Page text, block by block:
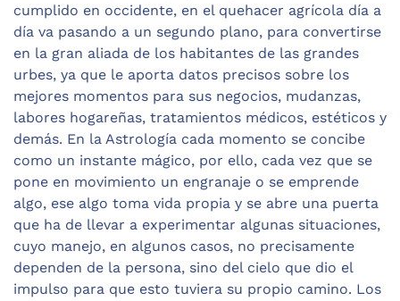
cumplido en occidente, en el quehacer agrícola día a
día va pasando a un segundo plano, para convertirse
en la gran aliada de los habitantes de las grandes
urbes, ya que le aporta datos precisos sobre los
mejores momentos para sus negocios, mudanzas,
labores hogareñas, tratamientos médicos, estéticos y
demás. En la Astrología cada momento se concibe
como un instante mágico, por ello, cada vez que se
pone en movimiento un engranaje o se emprende
algo, ese algo toma vida propia y se abre una puerta
que ha de llevar a experimentar algunas situaciones,
cuyo manejo, en algunos casos, no precisamente
dependen de la persona, sino del cielo que dio el
impulso para que esto tuviera su propio camino. Los